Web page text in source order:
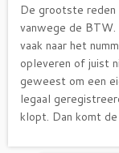
De grootste
vanwege de
vaak naar het
opleveren of juist
geweest om een
legaal
klopt. Dan komt